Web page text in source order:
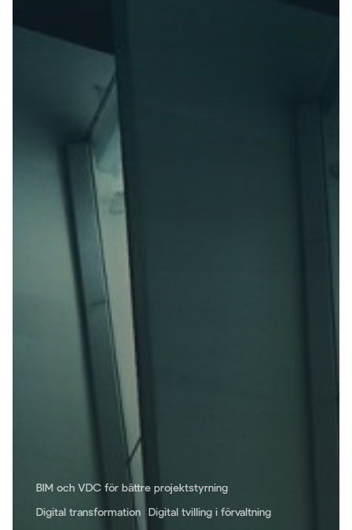
BIM och VDC för bättre projektstyrning
Digital transformation Digital tvilling i förvaltning